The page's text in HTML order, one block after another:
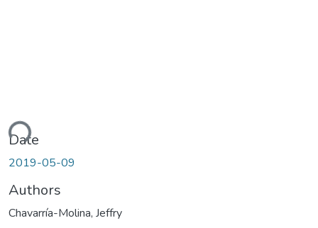
Date
2019-05-09
Authors
Chavarría-Molina, Jeffry